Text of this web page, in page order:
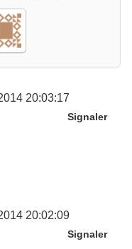
20:03:17
Signaler
20:02:09
Signaler